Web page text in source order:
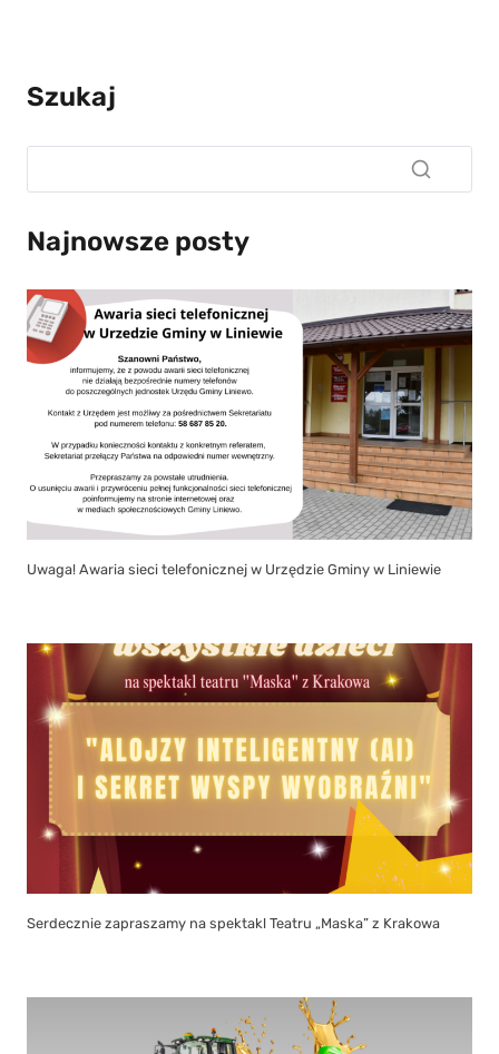
Szukaj
Najnowsze posty
Uwaga! Awaria sieci telefonicznej w Urzędzie Gminy w Liniewie
Serdecznie zapraszamy na spektakl Teatru „Maska” z Krakowa